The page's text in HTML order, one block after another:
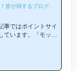
皆が得するブログ-
事ではポイントサイ
います。「モッピ